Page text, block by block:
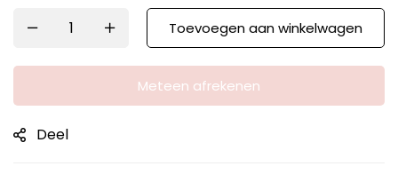
Toevoegen aan winkelwagen
Meteen afrekenen
Deel